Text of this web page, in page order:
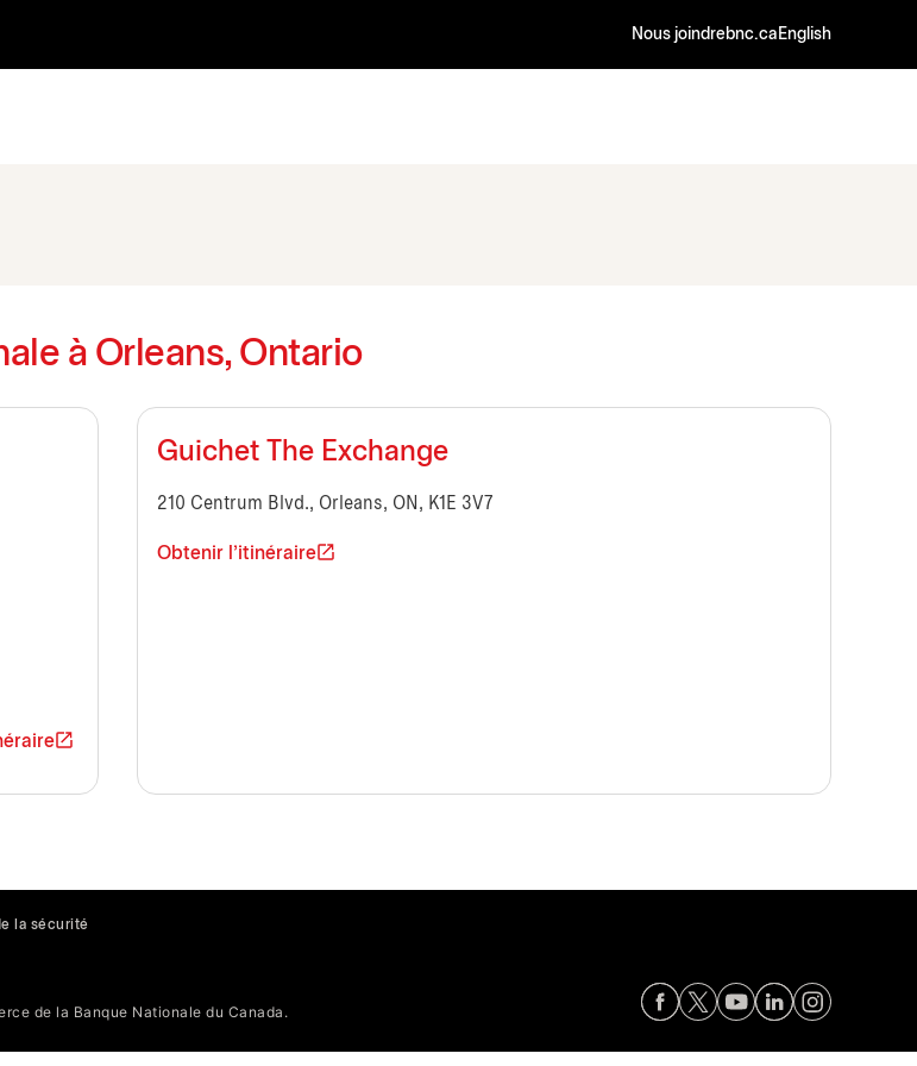
Nous joindrebnc.ca English
à Orleans, Ontario
Guichet The Exchange
210 Centrum Blvd., Orleans, ON, K1E 3V7
Obtenir l'itinéraire
la sécurité
de la Banque Nationale du Canada.